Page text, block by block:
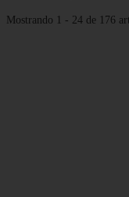
Mostrando 1 - 24 de 176